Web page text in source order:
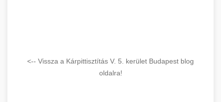
<-- Vissza a Kárpittisztítás V. 5. kerület Budapest blog
oldalra!